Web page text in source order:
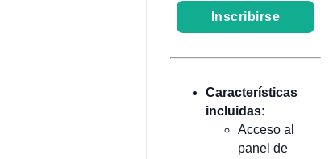
Inscribirse
Características
incluidas:
Acceso al
panel de